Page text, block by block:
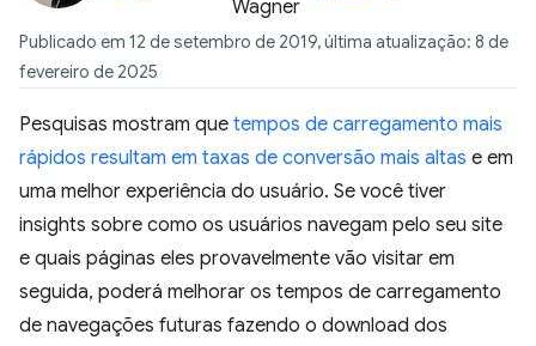
Publicado em 12 de setembro de 2019, última atualização: 8 de
fevereiro de 2025
Pesquisas mostram que tempos de carregamento mais
rápidos resultam em taxas de conversão mais altas e em
uma melhor experiência do usuário. Se você tiver
insights sobre como os usuários navegam pelo seu site
e quais páginas eles provavelmente vão visitar em
seguida, poderá melhorar os tempos de carregamento
de navegações futuras fazendo o download dos